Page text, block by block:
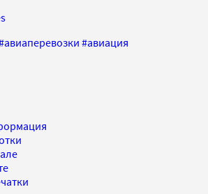
авиаперевозки #авиация